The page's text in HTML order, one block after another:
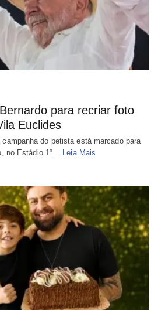
para recriar foto
Euclides
do petista está marcado para
no Estádio 1º…
Leia Mais